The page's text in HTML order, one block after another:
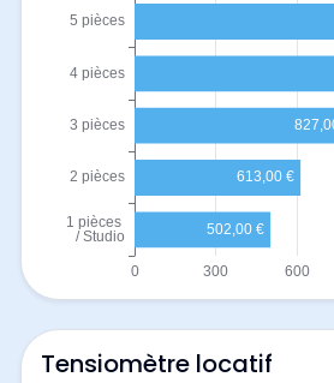
Tensiomètre locatif